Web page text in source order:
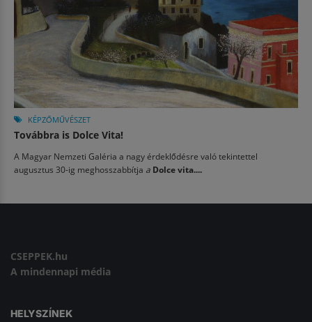
KÉPZŐMŰVÉSZET
Továbbra is Dolce Vita!
A Magyar Nemzeti Galéria a nagy érdeklődésre való tekintettel
augusztus 30-ig meghosszabbítja a Dolce vita....
CSEPPEK.hu
A mindennapi média
HELYSZÍNEK